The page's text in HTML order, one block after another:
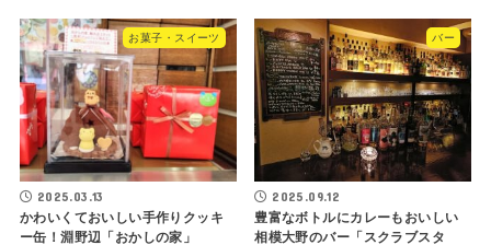
お菓子・スイーツ
2025.03.13
かわいくておいしい手作りクッキ
ー缶！淵野辺「おかしの家」
バー
2025.09.12
豊富なボトルにカレーもおいしい
相模大野のバー「スクラブスタ